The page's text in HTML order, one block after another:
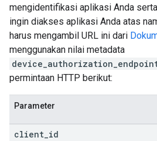
mengidentifikasi aplikasi Anda
ingin diakses aplikasi Anda atas
harus mengambil URL ini dari
menggunakan nilai metadata
permintaan HTTP berikut:
Parameter
client id